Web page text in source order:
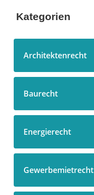
Kategorien
Architektenrecht
Baurecht
Energierecht
Gewerbemietrecht